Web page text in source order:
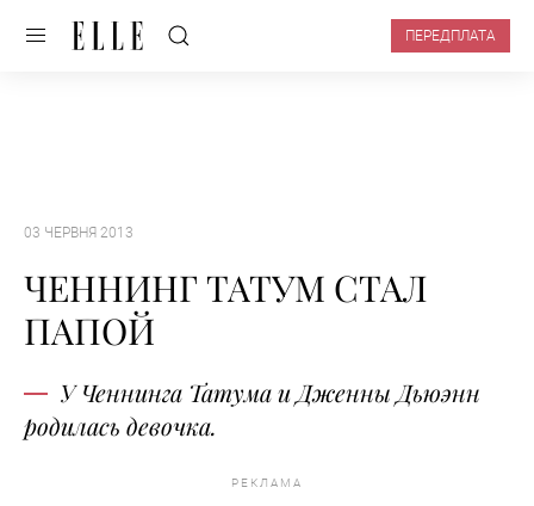
ПЕРЕДПЛАТА
03 ЧЕРВНЯ 2013
ЧЕННИНГ ТАТУМ СТАЛ
ПАПОЙ
У Ченнинга Татума и Дженны Дьюэнн
родилась девочка.
РЕКЛАМА